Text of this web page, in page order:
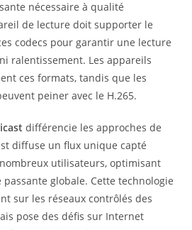
nécessaire à qualité
de lecture doit supporter le
codecs pour garantir une lecture
ralentissement. Les appareils
ces formats, tandis que les
peiner avec le H.265.
différencie les approches de
diffuse un flux unique capté
utilisateurs, optimisant
globale. Cette technologie
sur les réseaux contrôlés des
pose des défis sur Internet